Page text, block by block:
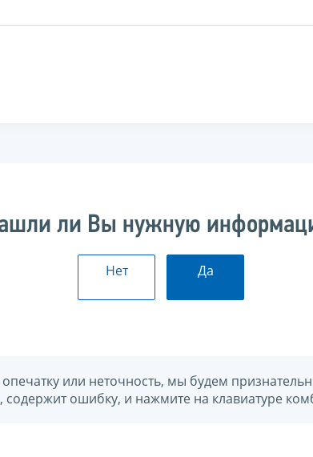
ли Вы нужную
Нет Да
или неточность, мы будем
ошибку, и нажмите на клавиатуре